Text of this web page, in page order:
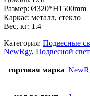
Размер: Ø320*H1500mm
Каркас: металл, стекло
Вес, кг: 1.4
Категория: Подвесные
NewRgy, Подвесной
торговая марка